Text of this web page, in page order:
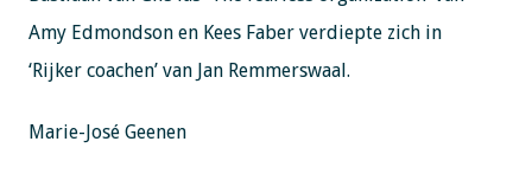
Amy Edmondson en Kees Faber verdiepte zich in
‘Rijker coachen’ van Jan Remmerswaal.
Marie-José Geenen